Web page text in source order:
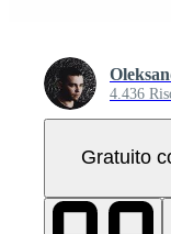
4.436
Gratuito